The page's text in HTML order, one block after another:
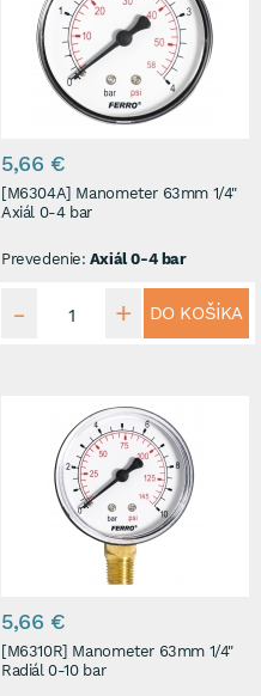
5,66 €
[M6304A] Manometer 63mm 1/4"
Axiál 0-4 bar
Prevedenie: Axiál 0-4 bar
DO KOŠÍKA
5,66 €
[M6310R] Manometer 63mm 1/4"
Radiál 0-10 bar